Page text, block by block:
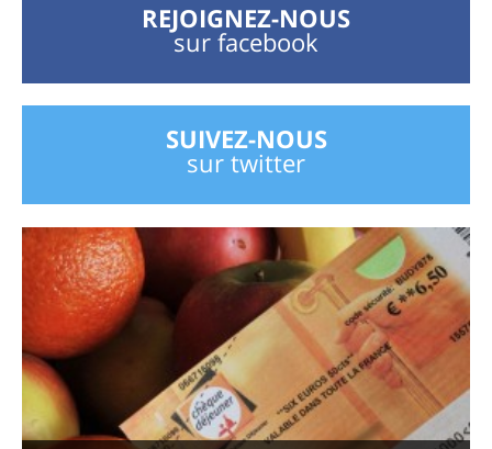
REJOIGNEZ-NOUS
sur facebook
SUIVEZ-NOUS
sur twitter